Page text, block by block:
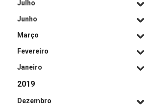
Julho
Junho
Março
Fevereiro
Janeiro
2019
Dezembro